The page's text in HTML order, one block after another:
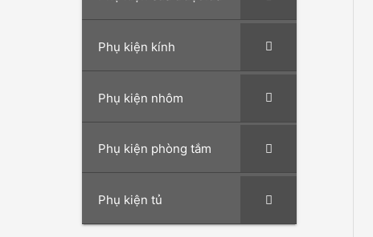
Phụ kiện kính
Phụ kiện nhôm
Phụ kiện phòng tắm
Phụ kiện tủ